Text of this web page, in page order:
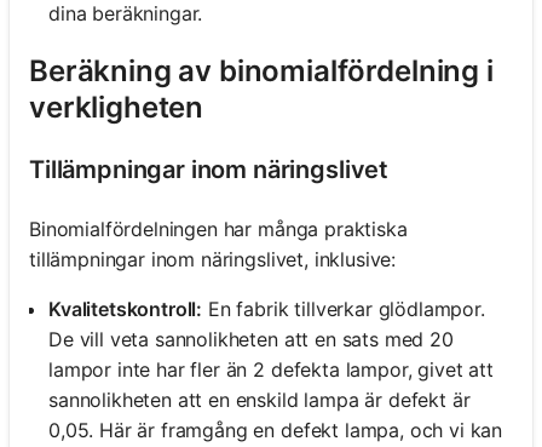
dina beräkningar.
Beräkning av binomialfördelning i
verkligheten
Tillämpningar inom näringslivet
Binomialfördelningen har många praktiska
tillämpningar inom näringslivet, inklusive:
Kvalitetskontroll: En fabrik tillverkar glödlampor.
De vill veta sannolikheten att en sats med 20
lampor inte har fler än 2 defekta lampor, givet att
sannolikheten att en enskild lampa är defekt är
0,05. Här är framgång en defekt lampa, och vi kan